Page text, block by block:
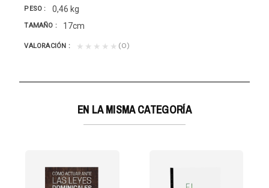
PESO 0,46 kg
TAMAÑO 17cm
VALORACIÓN ★★★★★ (0)
EN LA MISMA CATEGORÍA